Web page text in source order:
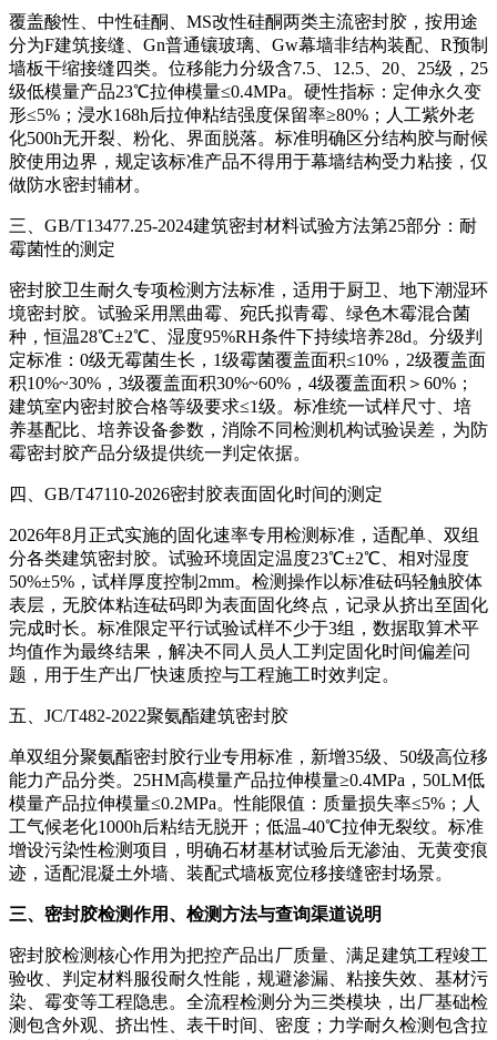
覆盖酸性、中性硅酮、MS改性硅酮两类主流密封胶，按用途
分为F建筑接缝、Gn普通镶玻璃、Gw幕墙非结构装配、R预制
墙板干缩接缝四类。位移能力分级含7.5、12.5、20、25级，25
级低模量产品23℃拉伸模量≤0.4MPa。硬性指标：定伸永久变
形≤5%；浸水168h后拉伸粘结强度保留率≥80%；人工紫外老
化500h无开裂、粉化、界面脱落。标准明确区分结构胶与耐候
胶使用边界，规定该标准产品不得用于幕墙结构受力粘接，仅
做防水密封辅材。
三、GB/T13477.25-2024建筑密封材料试验方法第25部分：耐
霉菌性的测定
密封胶卫生耐久专项检测方法标准，适用于厨卫、地下潮湿环
境密封胶。试验采用黑曲霉、宛氏拟青霉、绿色木霉混合菌
种，恒温28℃±2℃、湿度95%RH条件下持续培养28d。分级判
定标准：0级无霉菌生长，1级霉菌覆盖面积≤10%，2级覆盖面
积10%~30%，3级覆盖面积30%~60%，4级覆盖面积＞60%；
建筑室内密封胶合格等级要求≤1级。标准统一试样尺寸、培
养基配比、培养设备参数，消除不同检测机构试验误差，为防
霉密封胶产品分级提供统一判定依据。
四、GB/T47110-2026密封胶表面固化时间的测定
2026年8月正式实施的固化速率专用检测标准，适配单、双组
分各类建筑密封胶。试验环境固定温度23℃±2℃、相对湿度
50%±5%，试样厚度控制2mm。检测操作以标准砝码轻触胶体
表层，无胶体粘连砝码即为表面固化终点，记录从挤出至固化
完成时长。标准限定平行试验试样不少于3组，数据取算术平
均值作为最终结果，解决不同人员人工判定固化时间偏差问
题，用于生产出厂快速质控与工程施工时效判定。
五、JC/T482-2022聚氨酯建筑密封胶
单双组分聚氨酯密封胶行业专用标准，新增35级、50级高位移
能力产品分类。25HM高模量产品拉伸模量≥0.4MPa，50LM低
模量产品拉伸模量≤0.2MPa。性能限值：质量损失率≤5%；人
工气候老化1000h后粘结无脱开；低温-40℃拉伸无裂纹。标准
增设污染性检测项目，明确石材基材试验后无渗油、无黄变痕
迹，适配混凝土外墙、装配式墙板宽位移接缝密封场景。
三、密封胶检测作用、检测方法与查询渠道说明
密封胶检测核心作用为把控产品出厂质量、满足建筑工程竣工
验收、判定材料服役耐久性能，规避渗漏、粘接失效、基材污
染、霉变等工程隐患。全流程检测分为三类模块，出厂基础检
测包含外观、挤出性、表干时间、密度；力学耐久检测包含拉